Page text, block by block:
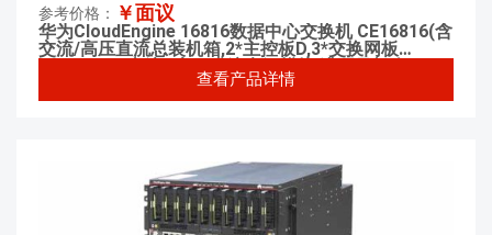
参考价格： ￥面议
华为CloudEngine 16816数据中心交换机 CE16816(含
交流/高压直流总装机箱,2*主控板D,3*交换网板
F,2*3000W 交流&高压直流电源模块,满配风机盒)
查看产品详情